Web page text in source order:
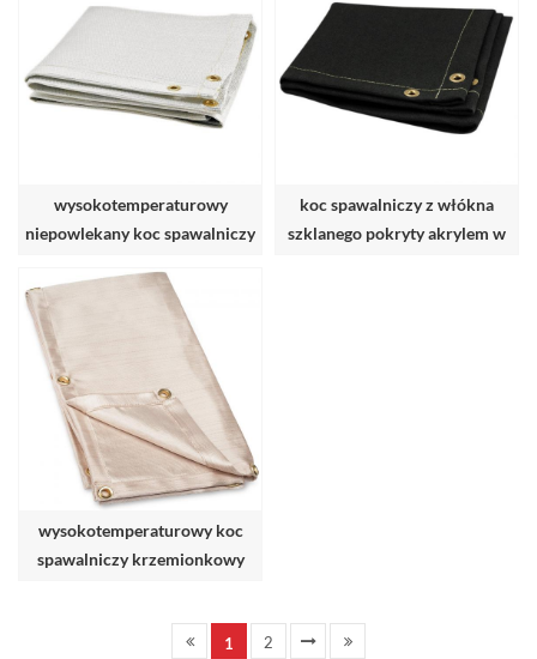
wysokotemperaturowy
niepowlekany koc spawalniczy
koc spawalniczy z włókna
szklanego pokryty akrylem w
wysokotemperaturowy koc
spawalniczy krzemionkowy
1 2